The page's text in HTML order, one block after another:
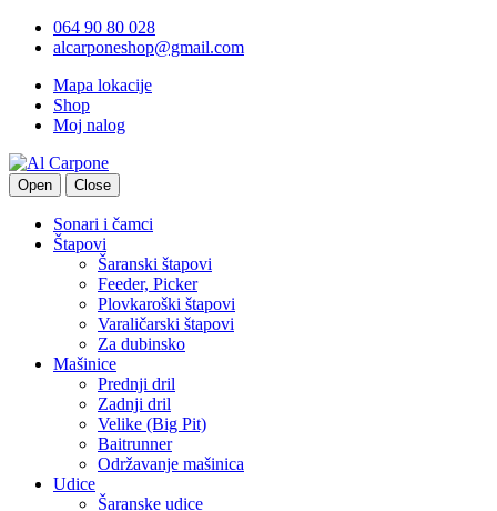
064 90 80 028
alcarponeshop@gmail.com
Mapa lokacije
Shop
Moj nalog
Open Close
Sonari i čamci
Štapovi
Šaranski štapovi
Feeder, Picker
Plovkaroški štapovi
Varaličarski štapovi
Za dubinsko
Mašinice
Prednji dril
Zadnji dril
Velike (Big Pit)
Baitrunner
Održavanje mašinica
Udice
Šaranske udice